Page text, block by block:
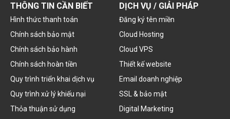
THÔNG TIN CẦN BIẾT
Hình thức thanh toán
Chính sách bảo mật
Chính sách bảo hành
Chính sách hoàn tiền
Quy trình triển khai dịch vụ
Quy trình xử lý khiếu nại
Thỏa thuận sử dụng
DỊCH VỤ / GIẢI PHÁP
Đăng ký tên miền
Cloud Hosting
Cloud VPS
Thiết kế website
Email doanh nghiệp
SSL & bảo mật
Digital Marketing